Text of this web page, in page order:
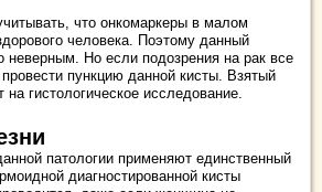
что онкомаркеры в малом
человека. Поэтому данный
неверным. Но если подозрения на рак все
пункцию данной кисты. Взятый
гистологическое исследование.
патологии применяют единственный
диагностированной кисты